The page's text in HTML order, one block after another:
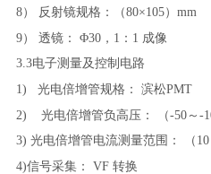
8） 反射镜规格：（80×105）mm
9） 透镜：
Φ30，1：1 成像
3.3电子测量及控制电路
1) 光电倍增管规格：
滨松PMT
2) 光电倍增管负高压：
（-50～-
3) 光电倍增管电流测量范围： （
4)信号采集：
VF 转换